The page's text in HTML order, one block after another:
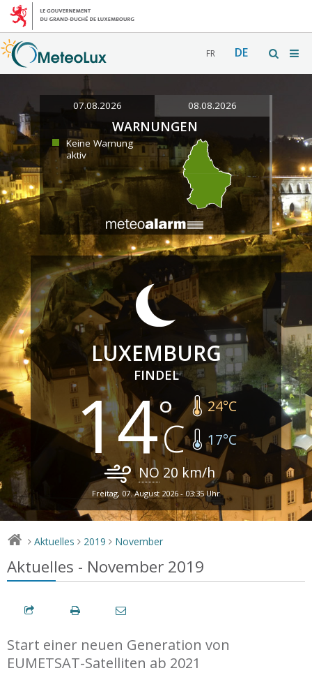
FR DE
07.08.2026 08.08.2026
WARNUNGEN
Keine Warnung
aktiv
LUXEMBURG
FINDEL
14 24°C
17°C
NO 20 km/h
Freitag, 07. August 2026 - 03:35 Uhr
> Aktuelles > 2019 > November
Aktuelles - November 2019
Start einer neuen Generation von
EUMETSAT-Satelliten ab 2021